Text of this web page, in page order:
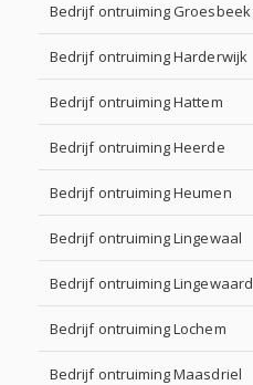
Bedrijf ontruiming Groesbeek
Bedrijf ontruiming Harderwijk
Bedrijf ontruiming Hattem
Bedrijf ontruiming Heerde
Bedrijf ontruiming Heumen
Bedrijf ontruiming Lingewaal
Bedrijf ontruiming Lingewaard
Bedrijf ontruiming Lochem
Bedrijf ontruiming Maasdriel